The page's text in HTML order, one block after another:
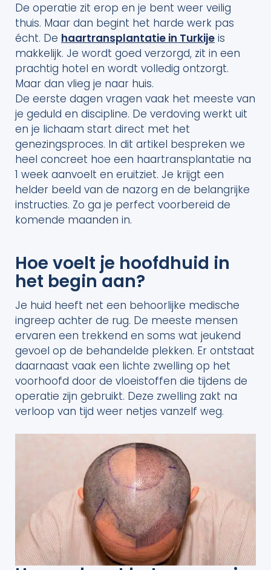
effectief?
De operatie zit erop en je bent weer veilig
thuis. Maar dan begint het harde werk pas
écht. De haartransplantatie in Turkije is
makkelijk. Je wordt goed verzorgd, zit in een
prachtig hotel en wordt volledig ontzorgt.
Maar dan vlieg je naar huis.
De eerste dagen vragen vaak het meeste van
je geduld en discipline. De verdoving werkt uit
en je lichaam start direct met het
genezingsproces. In dit artikel bespreken we
heel concreet hoe een haartransplantatie na
1 week aanvoelt en eruitziet. Je krijgt een
helder beeld van de nazorg en de belangrijke
instructies. Zo ga je perfect voorbereid de
komende maanden in.
Hoe voelt je hoofdhuid in
het begin aan?
Je huid heeft net een behoorlijke medische
ingreep achter de rug. De meeste mensen
ervaren een trekkend en soms wat jeukend
gevoel op de behandelde plekken. Er ontstaat
daarnaast vaak een lichte zwelling op het
voorhoofd door de vloeistoffen die tijdens de
operatie zijn gebruikt. Deze zwelling zakt na
verloop van tijd weer netjes vanzelf weg.